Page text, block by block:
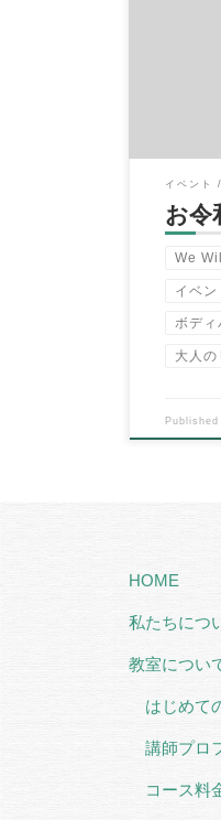
イベント
お令
We
イベン
ボディ
大人
HOME
私たちにつ
教室につい
はじめて
講師プロ
コース料